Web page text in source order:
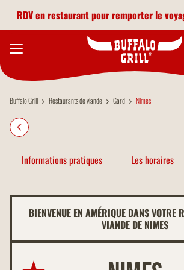
RDV en restaurant pour remporter le
Buffalo Grill Restaurants de viande Gard Nimes
Informations pratiques Les horaires
BIENVENUE EN AMÉRIQUE DANS VOTRE
VIANDE DE NIMES